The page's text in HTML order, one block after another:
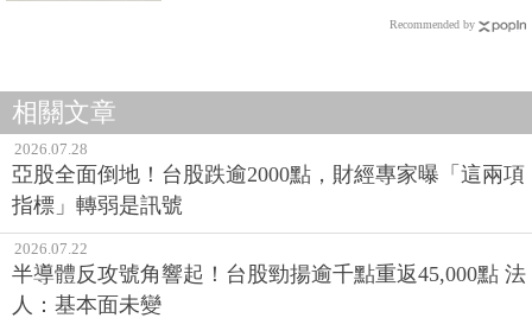
Recommended by
相關文章
2026.07.28
亞股全面倒地！台股跌逾2000點，財經專家曝「這兩項
指標」轉弱是訊號
2026.07.22
半導體反攻號角響起！台股勁揚逾千點重返45,000點 法
人：基本面未變